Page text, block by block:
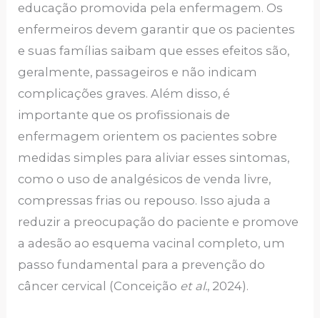
educação promovida pela enfermagem. Os
enfermeiros devem garantir que os pacientes
e suas famílias saibam que esses efeitos são,
geralmente, passageiros e não indicam
complicações graves. Além disso, é
importante que os profissionais de
enfermagem orientem os pacientes sobre
medidas simples para aliviar esses sintomas,
como o uso de analgésicos de venda livre,
compressas frias ou repouso. Isso ajuda a
reduzir a preocupação do paciente e promove
a adesão ao esquema vacinal completo, um
passo fundamental para a prevenção do
câncer cervical (Conceição et al., 2024).